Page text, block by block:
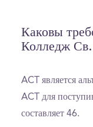
Каковы
Колледж Св.
ACT является
ACT для
составляет 46.